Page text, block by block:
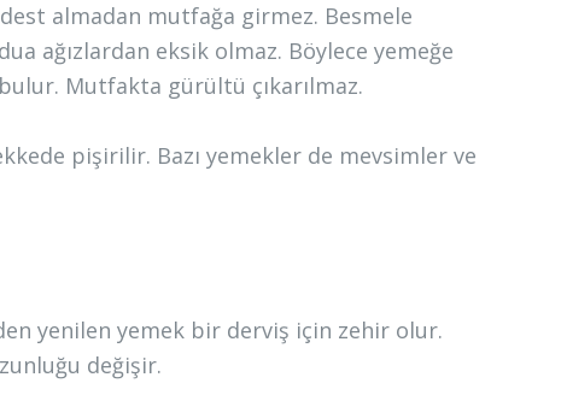
almadan mutfağa girmez. Besmele
ağızlardan eksik olmaz. Böylece yemeğe
Mutfakta gürültü çıkarılmaz.
pişirilir. Bazı yemekler de mevsimler ve
yenilen yemek bir derviş için zehir olur.
değişir.